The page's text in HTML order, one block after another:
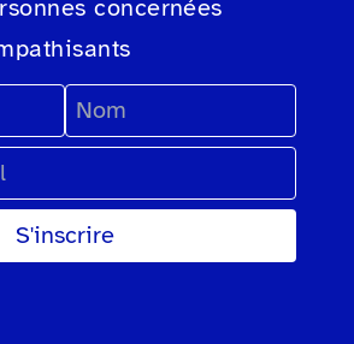
de newsletter
concernées